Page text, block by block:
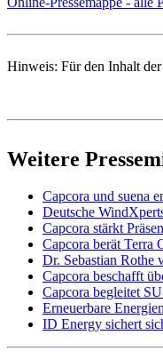
Hinweis: Für den Inhalt
Weitere
Capcora und suena
Deutsche
Capcora stärkt
Capcora berät Terra
Dr. Sebastian Rothe
Capcora beschafft
Capcora begleitet
Erneuerbare
ID Energy sichert